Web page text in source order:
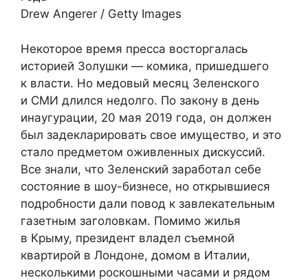
Drew Angerer / Getty Images
Некоторое время пресса восторгалась
историей Золушки — комика, пришедшего
к власти. Но медовый месяц Зеленского
и СМИ длился недолго. По закону в день
инаугурации, 20 мая 2019 года, он должен
был задекларировать свое имущество, и это
стало предметом оживленных дискуссий.
Все знали, что Зеленский заработал себе
состояние в шоу-бизнесе, но открывшиеся
подробности дали повод к завлекательным
газетным заголовкам. Помимо жилья
в Крыму, президент владел съемной
квартирой в Лондоне, домом в Италии,
несколькими роскошными часами и рядом